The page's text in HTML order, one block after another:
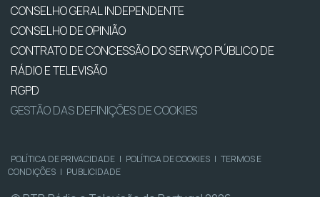
CONSELHO GERAL INDEPENDENTE
CONSELHO DE OPINIÃO
CONTRATO DE CONCESSÃO DO SERVIÇO PÚBLICO DE
RÁDIO E TELEVISÃO
RGPD
GESTÃO DAS DEFINIÇÕES DE COOKIES
POLÍTICA DE PRIVACIDADE | POLÍTICA DE COOKIES | TERMOS E
CONDIÇÕES | PUBLICIDADE